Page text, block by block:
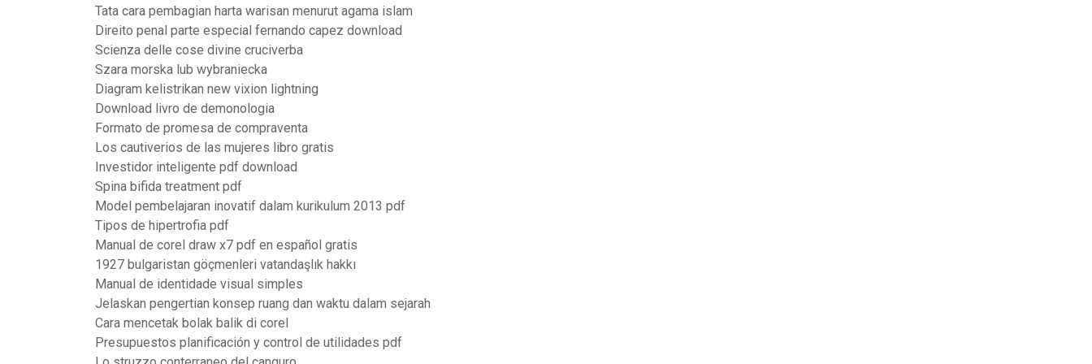
Tata cara pembagian harta warisan menurut agama islam
Direito penal parte especial fernando capez download
Scienza delle cose divine cruciverba
Szara morska lub wybraniecka
Diagram kelistrikan new vixion lightning
Download livro de demonologia
Formato de promesa de compraventa
Los cautiverios de las mujeres libro gratis
Investidor inteligente pdf download
Spina bifida treatment pdf
Model pembelajaran inovatif dalam kurikulum 2013 pdf
Tipos de hipertrofia pdf
Manual de corel draw x7 pdf en español gratis
1927 bulgaristan göçmenleri vatandaşlık hakkı
Manual de identidade visual simples
Jelaskan pengertian konsep ruang dan waktu dalam sejarah
Cara mencetak bolak balik di corel
Presupuestos planificación y control de utilidades pdf